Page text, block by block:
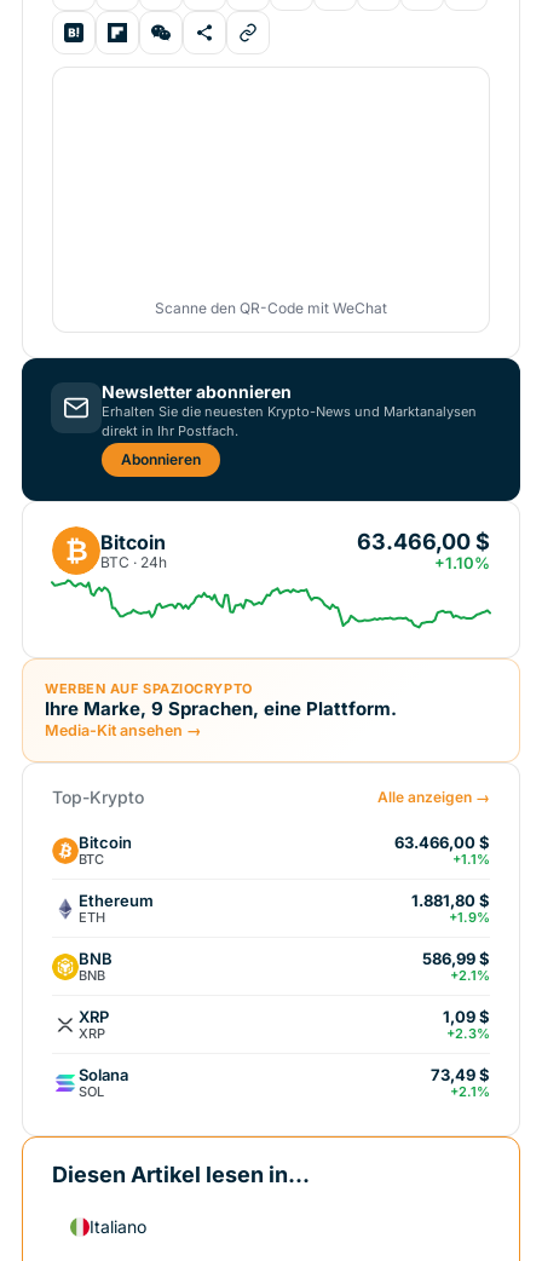
Scanne den QR-Code mit WeChat
Newsletter abonnieren
Erhalten Sie die neuesten Krypto-News und Marktanalysen
direkt in Ihr Postfach.
Abonnieren
₿ Bitcoin
BTC · 24h
63.466,00 $
+1.10%
WERBEN AUF SPAZIOCRYPTO
Ihre Marke, 9 Sprachen, eine Plattform.
Media-Kit ansehen →
Top-Krypto Alle anzeigen →
Bitcoin
BTC
63.466,00 $
+1.1%
Ethereum
ETH
1.881,80 $
+1.9%
BNB
BNB
586,99 $
+2.1%
XRP
XRP
1,09 $
+2.3%
Solana
SOL
73,49 $
+2.1%
Diesen Artikel lesen in...
Italiano